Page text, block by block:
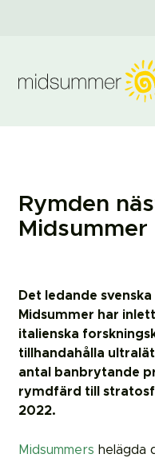
Rymden
Midsummer
Det ledande
Midsummer har
italienska
tillhandahålla
antal banbrytande
rymdfärd till
2022.
Midsummers helägda